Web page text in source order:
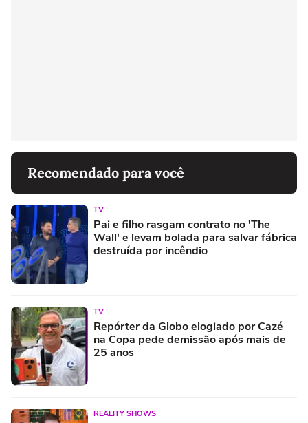
Recomendado para você
TV
Pai e filho rasgam contrato no 'The
Wall' e levam bolada para salvar fábrica
destruída por incêndio
TV
Repórter da Globo elogiado por Cazé
na Copa pede demissão após mais de
25 anos
REALITY SHOWS